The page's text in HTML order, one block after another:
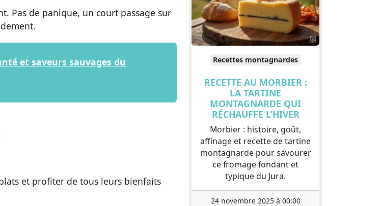
Pas de panique, un court passage sur
et saveurs sauvages du
et profiter de tous leurs bienfaits
Recettes montagnardes
RECETTE AU MORBIER :
LA TARTINE
MONTAGNARDE QUI
RÉCHAUFFE L’HIVER
Morbier : histoire, goût,
affinage et recette de tartine
montagnarde pour savourer
ce fromage fondant et
typique du Jura.
24 novembre 2025 à 00:00